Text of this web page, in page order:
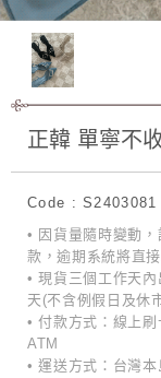
正韓 單寧不
Code : S2403081
• 因貨量隨時變動
款，逾期系統將直
• 現貨三個工作天
天(不含例假日及休
• 付款方式：線上
ATM
• 運送方式：台灣